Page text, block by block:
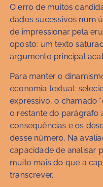
O erro de muitos
dados sucessivos num
de impressionar pela
oposto: um texto
argumento principal
Para manter o
economia textual:
expressivo, o chamado
o restante do parágrafo
consequências e os
desse número. Na
capacidade de analisar
muito mais do que a
transcrever.